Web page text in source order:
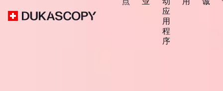
应
用
程
序